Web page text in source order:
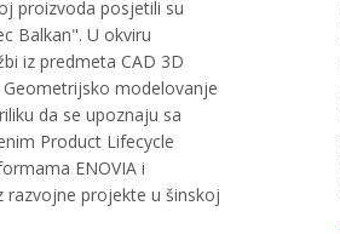
proizvoda posjetili su
Balkan". U okviru
iz predmeta CAD 3D
modelovanje
da se upoznaju sa
Product Lifecycle
ENOVIA i
razvojne projekte u šinskoj